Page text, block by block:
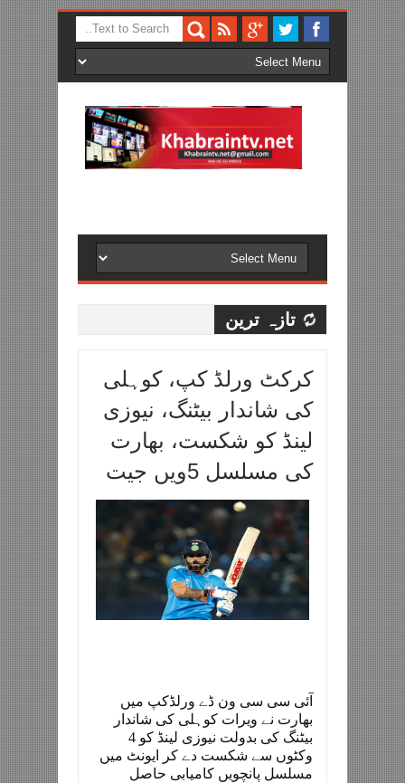
تازہ ترین
کرکٹ ورلڈ کپ، کوہلی
کی شاندار بیٹنگ، نیوزی
لینڈ کو شکست، بھارت
کی مسلسل 5ویں جیت
آئی سی سی ون ڈے ورلڈکپ میں
بھارت نے ویرات کوہلی کی شاندار
بیٹنگ کی بدولت نیوزی لینڈ کو 4
وکٹوں سے شکست دے کر ایونٹ میں
مسلسل پانچویں کامیابی حاصل